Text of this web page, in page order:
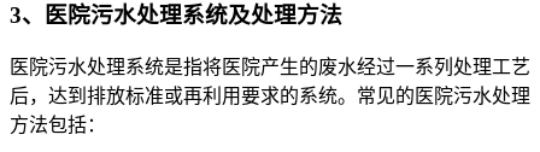
3、医院污水处理系统及处理方法
医院污水处理系统是指将医院产生的废水经过一系列处理工艺
后，达到排放标准或再利用要求的系统。常见的医院污水处理
方法包括：